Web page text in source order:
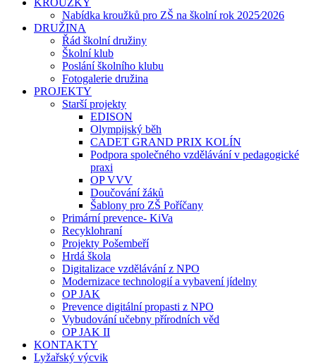
KROUŽKY
Nabídka kroužků pro ZŠ na školní rok 2025⁄2026
DRUŽINA
Řád školní družiny
Školní klub
Poslání školního klubu
Fotogalerie družina
PROJEKTY
Starší projekty
EDISON
Olympijský běh
CADET GRAND PRIX KOLÍN
Podpora společného vzdělávání v pedagogické
praxi
OP VVV
Doučování žáků
Šablony pro ZŠ Poříčany
Primární prevence- KiVa
Recyklohraní
Projekty Pošembeří
Hrdá škola
Digitalizace vzdělávání z NPO
Modernizace technologií a vybavení jídelny
OP JAK
Prevence digitální propasti z NPO
Vybudování učebny přírodních věd
OP JAK II
KONTAKTY
Lyžařský výcvik